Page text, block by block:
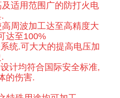
适用范围广的防打火电
周波加工达至高精度大
达至100%
统.可大大的提高电压加
计均符合国际安全标准,
的伤害.